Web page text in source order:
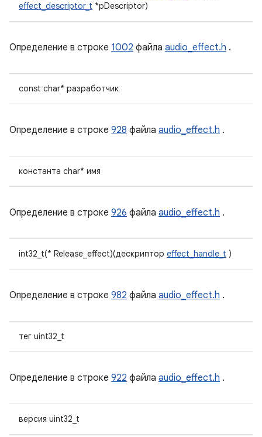
effect_descriptor_t *pDescriptor)
Определение в строке 1002 файла audio_effect.h .
const char* разработчик
Определение в строке 928 файла audio_effect.h .
константа char* имя
Определение в строке 926 файла audio_effect.h .
int32_t(* Release_effect)(дескриптор effect_handle_t )
Определение в строке 982 файла audio_effect.h .
тег uint32_t
Определение в строке 922 файла audio_effect.h .
версия uint32_t